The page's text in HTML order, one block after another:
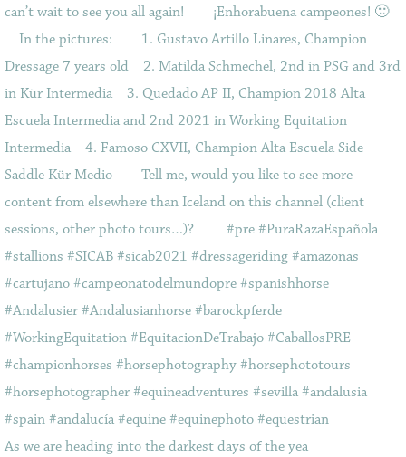
As we are heading into the darkest days of the yea